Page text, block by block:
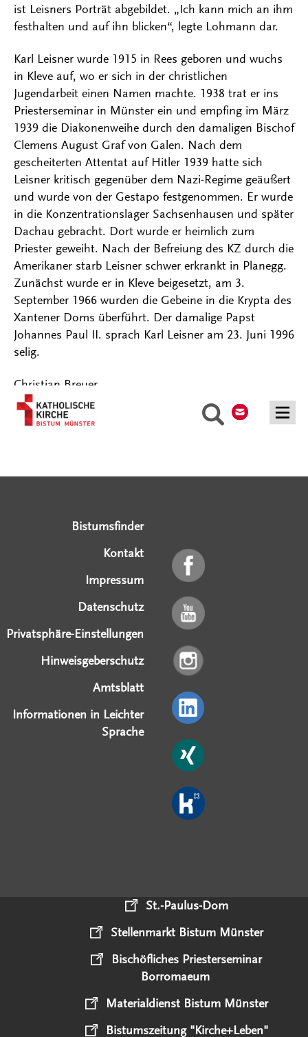
Suche
ist Leisners Porträt abgebildet. „Ich kann mich an ihm
festhalten und auf ihn blicken“, legte Lohmann dar.
Karl Leisner wurde 1915 in Rees geboren und wuchs
in Kleve auf, wo er sich in der christlichen
Jugendarbeit einen Namen machte. 1938 trat er ins
Priesterseminar in Münster ein und empfing im März
1939 die Diakonenweihe durch den damaligen Bischof
Clemens August Graf von Galen. Nach dem
gescheiterten Attentat auf Hitler 1939 hatte sich
Leisner kritisch gegenüber dem Nazi-Regime geäußert
und wurde von der Gestapo festgenommen. Er wurde
in die Konzentrationslager Sachsenhausen und später
Dachau gebracht. Dort wurde er heimlich zum
Priester geweiht. Nach der Befreiung des KZ durch die
Amerikaner starb Leisner schwer erkrankt in Planegg.
Zunächst wurde er in Kleve beigesetzt, am 3.
September 1966 wurden die Gebeine in die Krypta des
Xantener Doms überführt. Der damalige Papst
Johannes Paul II. sprach Karl Leisner am 23. Juni 1996
selig.
Christian Breuer
Bistumsfinder
Kontakt
Impressum
Datenschutz
Privatsphäre-Einstellungen
Hinweisgeberschutz
Amtsblatt
Informationen in Leichter
Sprache
St.-Paulus-Dom
Stellenmarkt Bistum Münster
Bischöfliches Priesterseminar
Borromaeum
Materialdienst Bistum Münster
Bistumszeitung "Kirche+Leben"